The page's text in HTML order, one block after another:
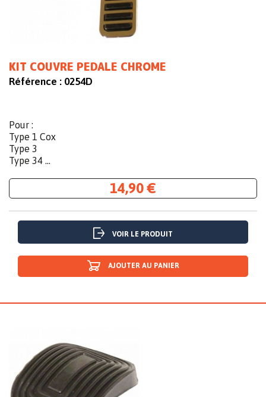
KIT COUVRE PEDALE CHROME
Référence : 0254D
Pour :
Type 1 Cox
Type 3
Type 34 ...
14,90 €
VOIR LE PRODUIT
AJOUTER AU PANIER